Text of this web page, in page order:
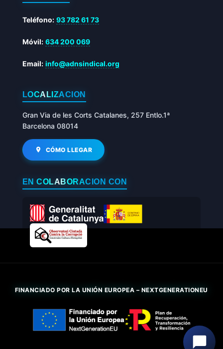
Teléfono: 93 782 61 73
Móvil: 634 200 069
Email: info@adnsindical.org
LOCALIZACIÓN
Gran Via de les Corts Catalanes, 257 Entlo.1ª
Barcelona 08014
CÓMO LLEGAR
EN COLABORACIÓN CON
FINANCIADO POR LA UNIÓN EUROPEA – NEXTGENERATIONEU